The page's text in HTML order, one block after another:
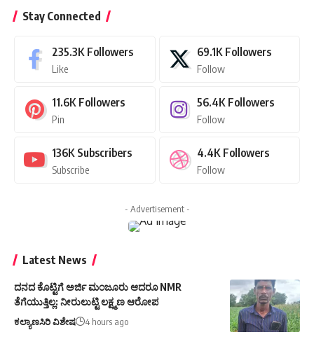
Stay Connected
235.3K Followers
Like
69.1K Followers
Follow
11.6K Followers
Pin
56.4K Followers
Follow
136K Subscribers
Subscribe
4.4K Followers
Follow
- Advertisement -
Latest News
ದನದ ಕೊಟ್ಟಿಗೆ ಅರ್ಜಿ ಮಂಜೂರು ಆದರೂ NMR
ತೆಗೆಯುತ್ತಿಲ್ಲ: ನೀರುಲುಟ್ಟಿ ಲಕ್ಷ್ಮಣ ಆರೋಪ
ಕಲ್ಯಾಣಸಿರಿ ವಿಶೇಷ 4 hours ago